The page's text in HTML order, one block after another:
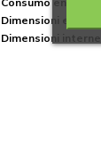
Dimensioni
Dimensioni